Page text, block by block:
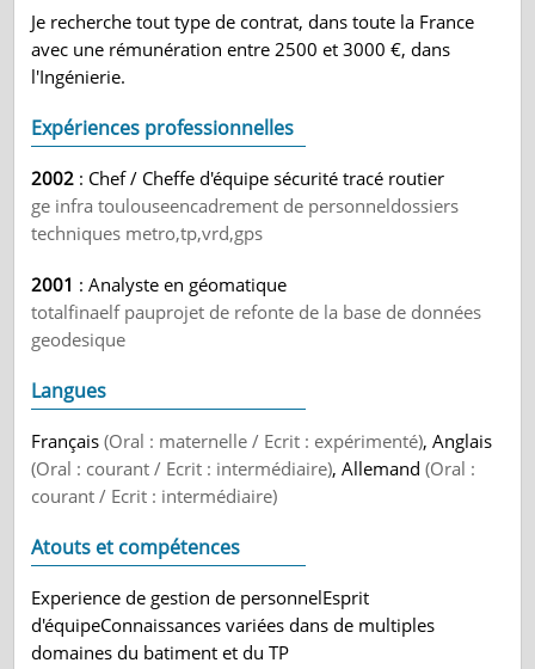
Je recherche tout type de contrat, dans toute la France
avec une rémunération entre 2500 et 3000 €, dans
l'Ingénierie.
Expériences professionnelles
2002 : Chef / Cheffe d'équipe sécurité tracé routier
ge infra toulouseencadrement de personneldossiers
techniques metro,tp,vrd,gps
2001 : Analyste en géomatique
totalfinaelf pauprojet de refonte de la base de données
geodesique
Langues
Français(Oral : maternelle / Ecrit : expérimenté), Anglais
(Oral : courant / Ecrit : intermédiaire), Allemand(Oral :
courant / Ecrit : intermédiaire)
Atouts et compétences
Experience de gestion de personnelEsprit
d'équipeConnaissances variées dans de multiples
domaines du batiment et du TP